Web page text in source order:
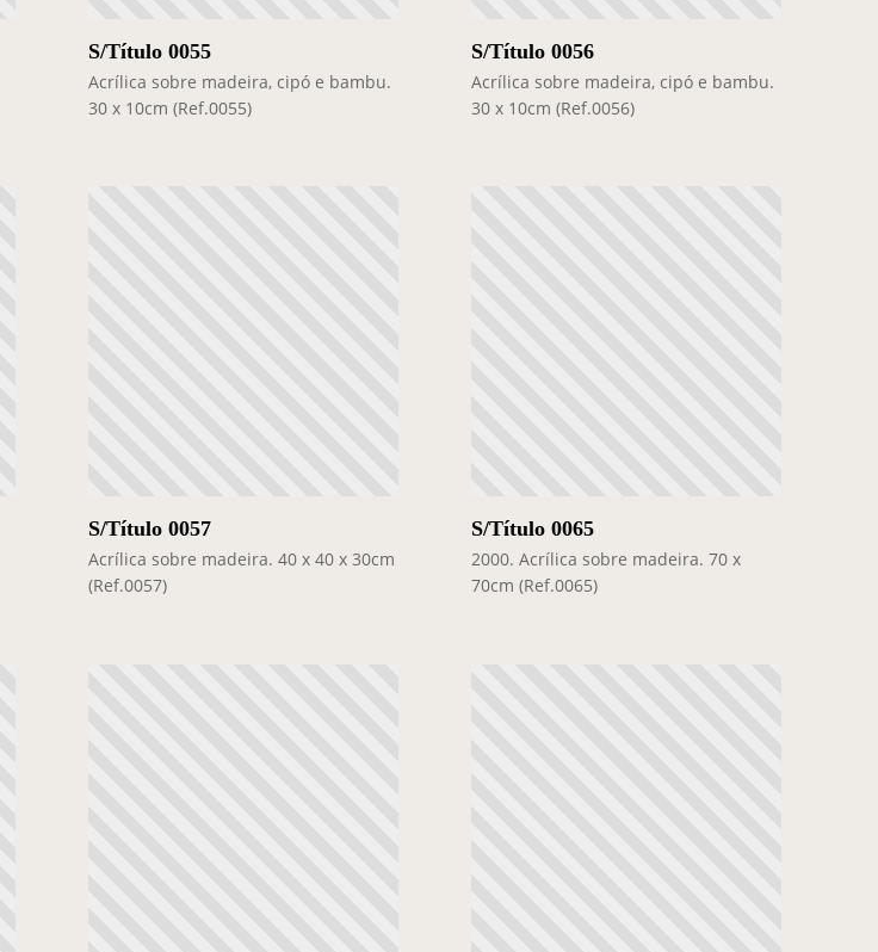
S/Título 0055
Acrílica sobre madeira, cipó e bambu.
30 x 10cm (Ref.0055)
S/Título 0056
Acrílica sobre madeira, cipó e bambu.
30 x 10cm (Ref.0056)
S/Título 0057
Acrílica sobre madeira. 40 x 40 x 30cm
(Ref.0057)
S/Título 0065
2000. Acrílica sobre madeira. 70 x
70cm (Ref.0065)